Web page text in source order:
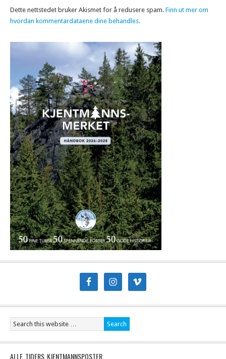
Dette nettstedet bruker Akismet for å redusere spam. Finn ut mer om
hvordan kommentardataene dine behandles.
ALLE TIDERS KJENTMANNSPOSTER